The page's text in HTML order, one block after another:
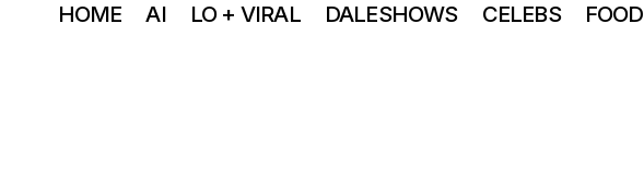
HOME AI LO + VIRAL DALESHOWS CELEBS FOOD